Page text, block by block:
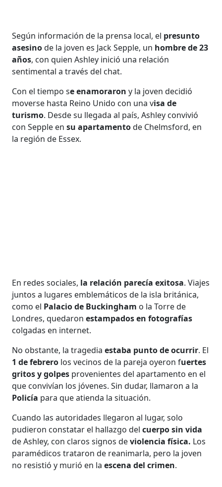
Según información de la prensa local, el presunto
asesinode la joven es Jack Sepple, un hombre de 23
años, con quien Ashley inició una relación
sentimental a través del chat.
Con el tiempo se enamorarony la joven decidió
moverse hasta Reino Unido con una visa de
turismo. Desde su llegada al país, Ashley convivió
con Sepple ensu apartamentode Chelmsford, en
la región de Essex.
En redes sociales, la relación parecía exitosa. Viajes
juntos a lugares emblemáticos de la isla británica,
como el Palacio de Buckingham o la Torre de
Londres, quedaronestampados en fotografías
colgadas en internet.
No obstante, la tragediaestaba punto de ocurrir. El
1 de febrero los vecinos de la pareja oyeron fuertes
gritos y golpes provenientes del apartamento en el
que convivían los jóvenes. Sin dudar, llamaron a la
Policía para que atienda la situación.
Cuando las autoridades llegaron al lugar, solo
pudieron constatar el hallazgo delcuerpo sin vida
de Ashley, con claros signos deviolencia física. Los
paramédicos trataron de reanimarla, pero la joven
no resistió y murió en laescena del crimen.